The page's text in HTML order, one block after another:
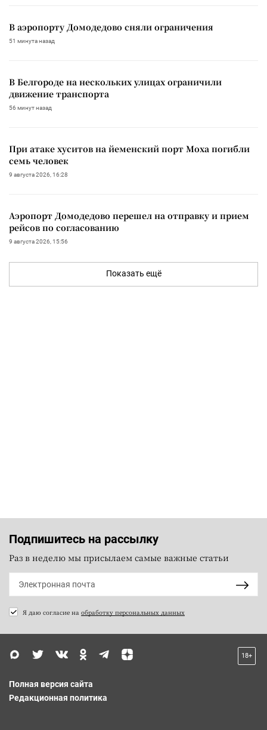
В аэропорту Домодедово сняли ограничения
51 минута назад
В Белгороде на нескольких улицах ограничили
движение транспорта
56 минут назад
При атаке хуситов на йеменский порт Моха погибли
семь человек
9 августа 2026, 16:28
Аэропорт Домодедово перешел на отправку и прием
рейсов по согласованию
9 августа 2026, 15:56
Показать ещё
Подпишитесь на рассылку
Раз в неделю мы присылаем самые важные статьи
Я даю согласие на обработку персональных данных
18+
Полная версия сайта
Редакционная политика